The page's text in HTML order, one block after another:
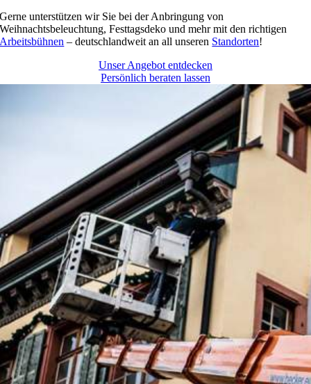
Gerne unterstützen wir Sie bei der Anbringung von
Weihnachtsbeleuchtung, Festtagsdeko und mehr mit den richtigen
Arbeitsbühnen – deutschlandweit an all unseren Standorten!
Unser Angebot entdecken
Persönlich beraten lassen